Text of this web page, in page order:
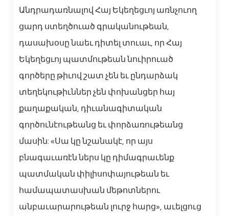
Անդրադառնալով Հայ Եկեղեցւոյ առնչուող
ցարդ ստեղծուած գրականութեան,
դասախօսը նաեւ դիտել տուաւ, որ Հայ
Եկեղեցւոյ պատմութեան նուիրուած
գործերը թիւով շատ չեն եւ ընդարձակ
տեղեկութիւններ չեն փոխանցեր հայ
քաղաքական, դիւանագիտական
գործունէութեանց եւ փորձառութեանց
մասին: «Սա կը նշանակէ, որ այս
բնագաւառէն ներս կը դիմագրաւենք
պատմական փիլիսոփայութեան եւ
համապատասխան մեթոտներու
անբաւարարութեան լուրջ հարց», աւելցուց